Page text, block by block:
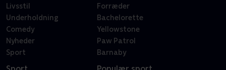
Livsstil
Underholdning
Comedy
Nyheder
Sport
Forræder
Bachelorette
Yellowstone
Paw Patrol
Barnaby